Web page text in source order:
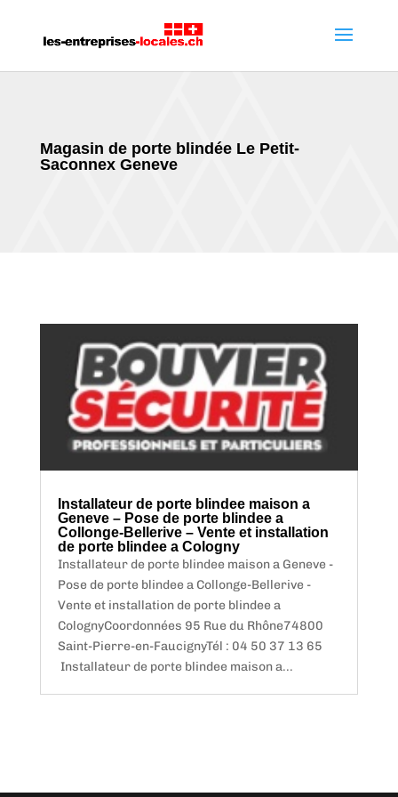
Magasin de porte blindée Le Petit-
Saconnex Geneve
Installateur de porte blindee maison a
Geneve – Pose de porte blindee a
Collonge-Bellerive – Vente et installation
de porte blindee a Cologny
Installateur de porte blindee maison a Geneve -
Pose de porte blindee a Collonge-Bellerive -
Vente et installation de porte blindee a
ColognyCoordonnées 95 Rue du Rhône74800
Saint-Pierre-en-FaucignyTél : 04 50 37 13 65
Installateur de porte blindee maison a...